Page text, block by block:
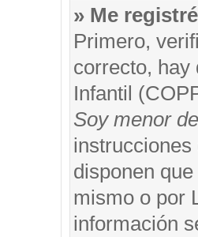
» Me
Primero,
correcto, hay
Infantil
Soy menor
disponen
mismo o por
información